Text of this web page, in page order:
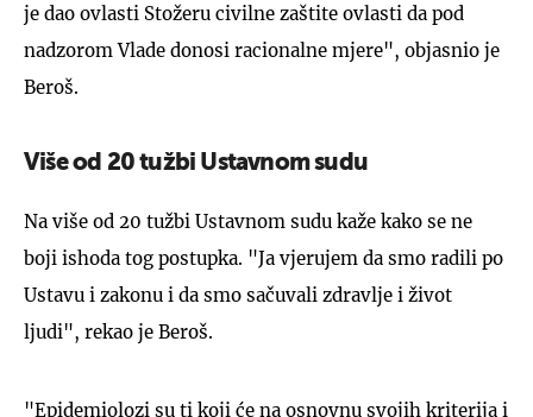
je dao ovlasti Stožeru civilne zaštite ovlasti da pod
nadzorom Vlade donosi racionalne mjere", objasnio je
Beroš.
Više od 20 tužbi Ustavnom sudu
Na više od 20 tužbi Ustavnom sudu kaže kako se ne
boji ishoda tog postupka. "Ja vjerujem da smo radili po
Ustavu i zakonu i da smo sačuvali zdravlje i život
ljudi", rekao je Beroš.
"Epidemiolozi su ti koji će na osnovnu svojih kriterija i